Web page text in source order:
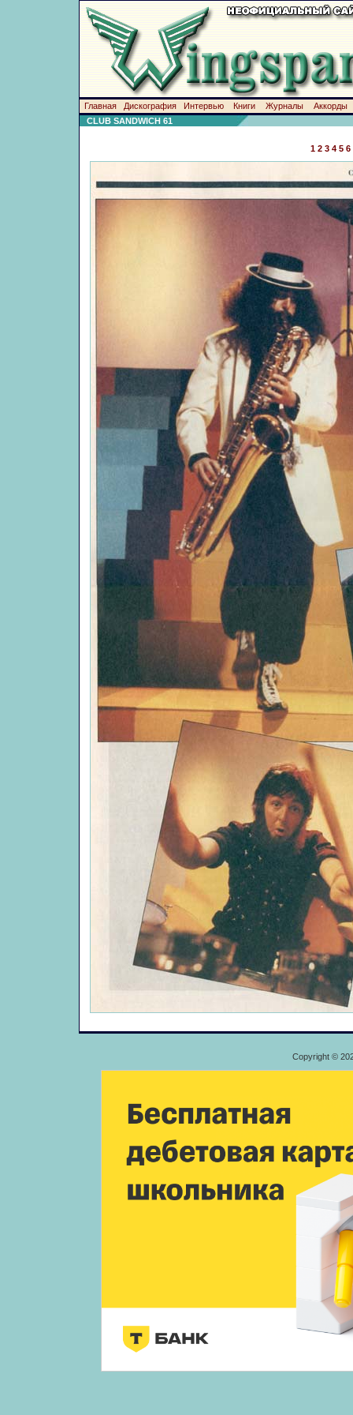
Главная Дискография Интервью Книги Журналы
Аккорды
CLUB SANDWICH 61
1 2 3 4 5 6
Copyright ©